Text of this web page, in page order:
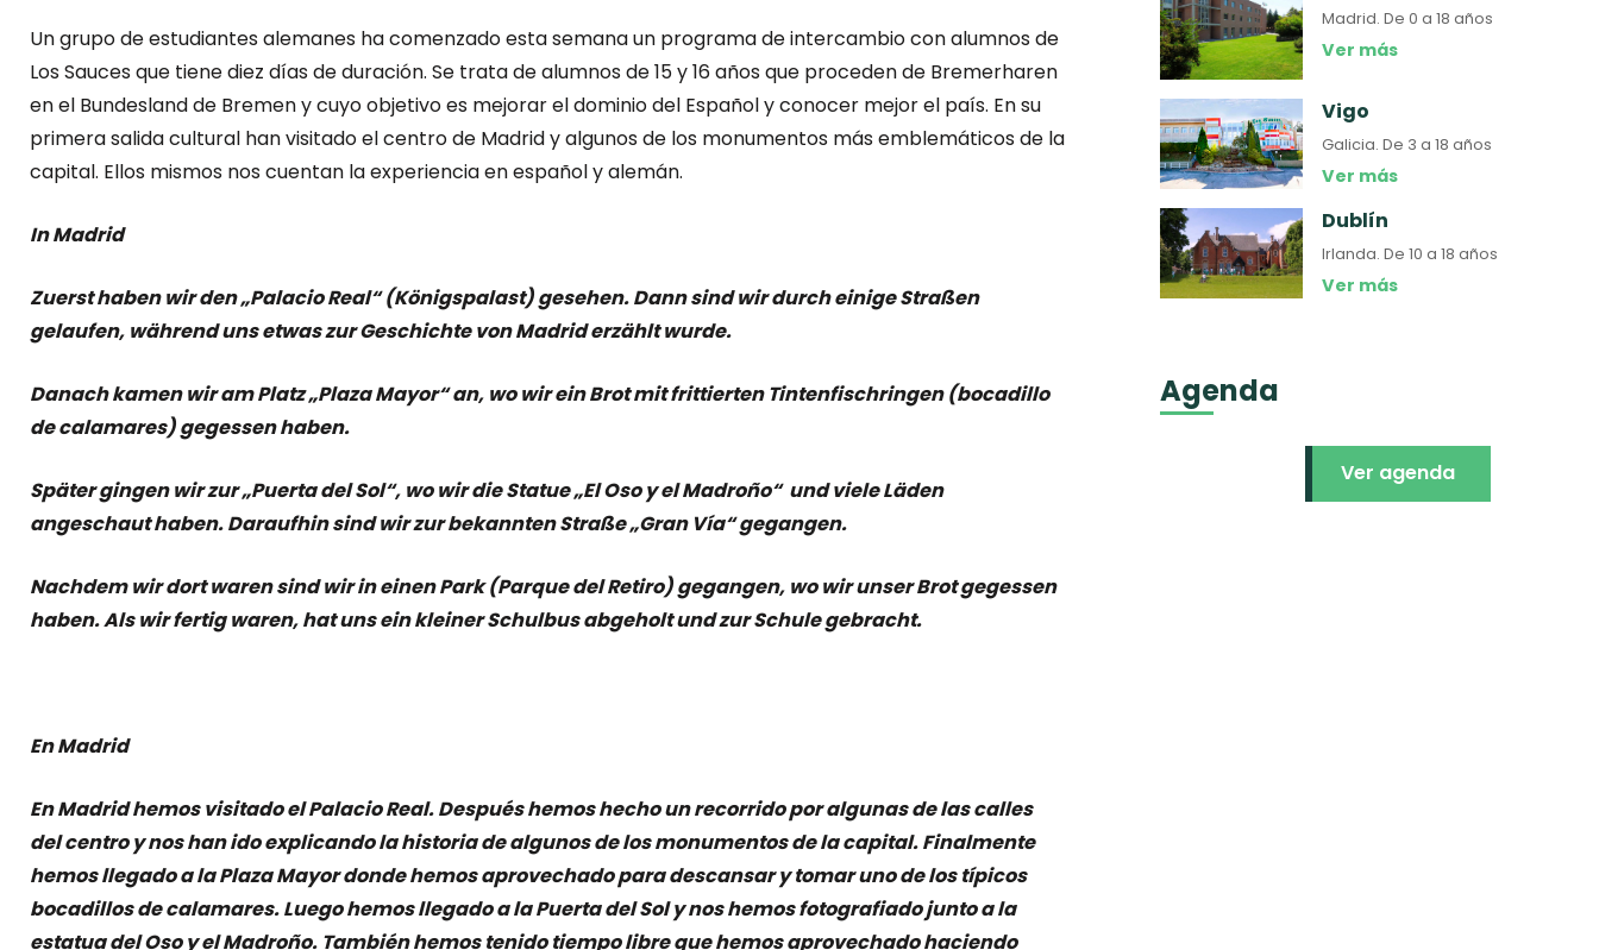
Un grupo de estudiantes alemanes ha comenzado esta semana un programa de intercambio con alumnos de
Los Sauces que tiene diez días de duración. Se trata de alumnos de 15 y 16 años que proceden de Bremerharen
en el Bundesland de Bremen y cuyo objetivo es mejorar el dominio del Español y conocer mejor el país. En su
primera salida cultural han visitado el centro de Madrid y algunos de los monumentos más emblemáticos de la
capital. Ellos mismos nos cuentan la experiencia en español y alemán.
In Madrid
Zuerst haben wir den „Palacio Real“ (Königspalast) gesehen. Dann sind wir durch einige Straßen
gelaufen, während uns etwas zur Geschichte von Madrid erzählt wurde.
Danach kamen wir am Platz „Plaza Mayor“ an, wo wir ein Brot mit frittierten Tintenfischringen (bocadillo
de calamares) gegessen haben.
Später gingen wir zur „Puerta del Sol“, wo wir die Statue „El Oso y el Madroño“ und viele Läden
angeschaut haben. Daraufhin sind wir zur bekannten Straße „Gran Vía“ gegangen.
Nachdem wir dort waren sind wir in einen Park (Parque del Retiro) gegangen, wo wir unser Brot gegessen
haben. Als wir fertig waren, hat uns ein kleiner Schulbus abgeholt und zur Schule gebracht.
En Madrid
En Madrid hemos visitado el Palacio Real. Después hemos hecho un recorrido por algunas de las calles
del centro y nos han ido explicando la historia de algunos de los monumentos de la capital. Finalmente
hemos llegado a la Plaza Mayor donde hemos aprovechado para descansar y tomar uno de los típicos
bocadillos de calamares. Luego hemos llegado a la Puerta del Sol y nos hemos fotografiado junto a la
estatua del Oso y el Madroño. También hemos tenido tiempo libre que hemos aprovechado haciendo
Madrid.De 0 a 18 años
Ver más
Vigo
Galicia.De 3 a 18 años
Ver más
Dublín
Irlanda.De 10 a 18 años
Ver más
Agenda
Ver agenda